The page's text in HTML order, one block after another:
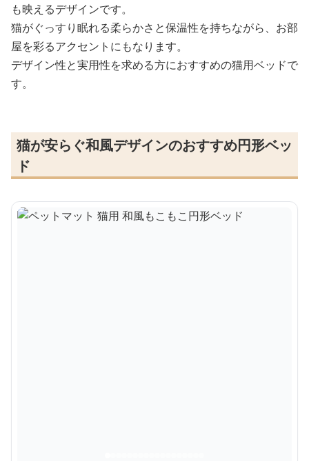
も映えるデザインです。
猫がぐっすり眠れる柔らかさと保温性を持ちながら、お部
屋を彩るアクセントにもなります。
デザイン性と実用性を求める方におすすめの猫用ベッドで
す。
猫が安らぐ和風デザインのおすすめ円形ベッ
ド